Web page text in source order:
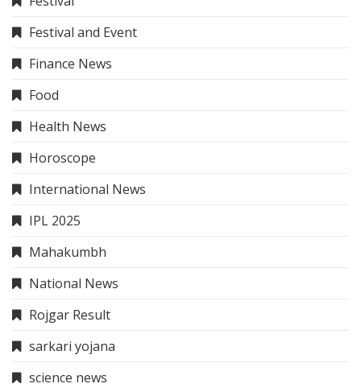
Festival and Event
Finance News
Food
Health News
Horoscope
International News
IPL 2025
Mahakumbh
National News
Rojgar Result
sarkari yojana
science news